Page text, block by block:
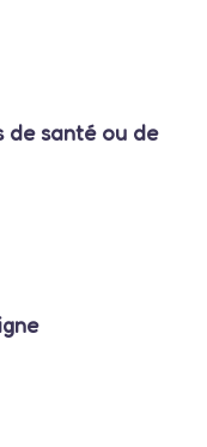
de santé ou de